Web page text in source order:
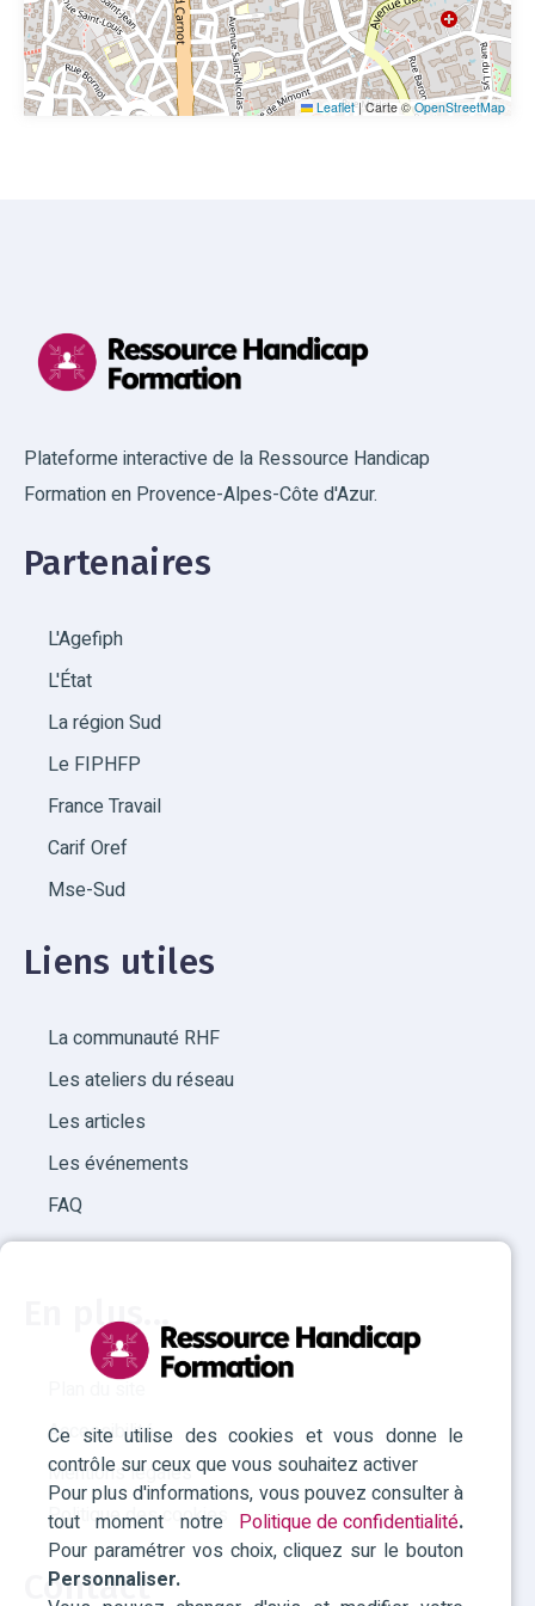
Ce site utilise des cookies et vous donne le
contrôle sur ceux que vous souhaitez activer
Pour plus d'informations, vous pouvez consulter à
tout moment notre Politique de confidentialité.
Pour paramétrer vos choix, cliquez sur le bouton
Personnaliser.
Leaflet |Carte ©OpenStreetMap
Plateforme interactive de la Ressource Handicap
Formation en Provence-Alpes-Côte d'Azur.
Partenaires
L'Agefiph
L'État
La région Sud
Le FIPHFP
France Travail
Carif Oref
Mse-Sud
Liens utiles
La communauté RHF
Les ateliers du réseau
Les articles
Les événements
FAQ
En plus...
Plan du site
Accessibilité
Mentions légales
Politique des cookies
Contact